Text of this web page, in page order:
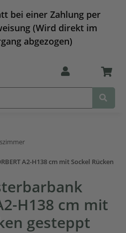
bei einer Zahlung per
(Wird direkt im
abgezogen)
A2-H138 cm mit Sockel Rücken
H138 cm mit
gesteppt